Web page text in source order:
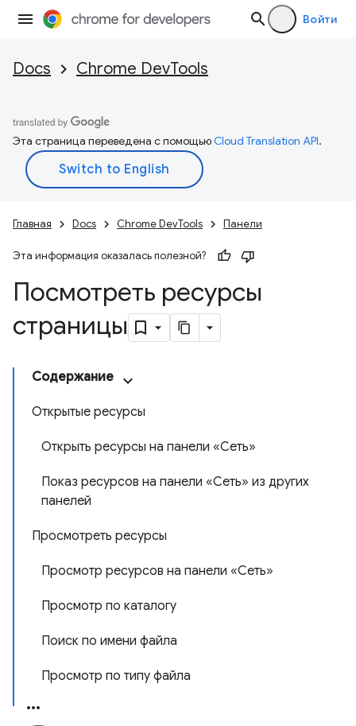
Войти
Docs Chrome DevTools
Эта страница переведена с помощьюCloud Translation API.
Главная Docs Chrome DevTools Панели
Эта информация оказалась полезной?
Посмотреть ресурсы
страницы
Содержание
Открытые ресурсы
Открыть ресурсы на панели «Сеть»
Показ ресурсов на панели «Сеть» из других
панелей
Просмотреть ресурсы
Просмотр ресурсов на панели «Сеть»
Просмотр по каталогу
Поиск по имени файла
Просмотр по типу файла